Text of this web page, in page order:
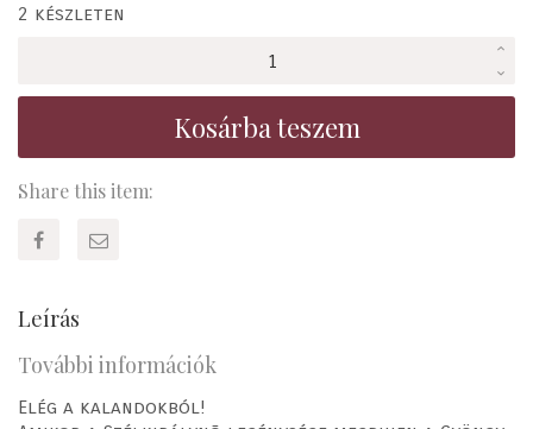
2 készleten
szigeten
Kosárba teszem
Share this item:
Leírás
További információk
Elég a kalandokból!